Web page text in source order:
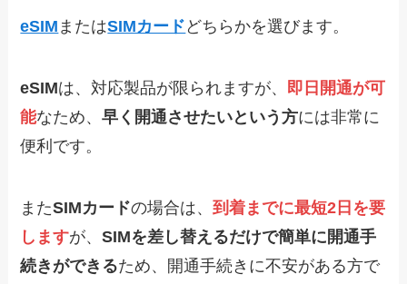
eSIM またはSIMカード どちらかを選びます。
eSIMは、対応製品が限られますが、
即日開通が可
能なため、早く開通させたいという方には非常に
便利です。
またSIMカードの場合は、到着までに最短2日を要
しますが、SIMを差し替えるだけで簡単に開通手
続きができるため、開通手続きに不安がある方で